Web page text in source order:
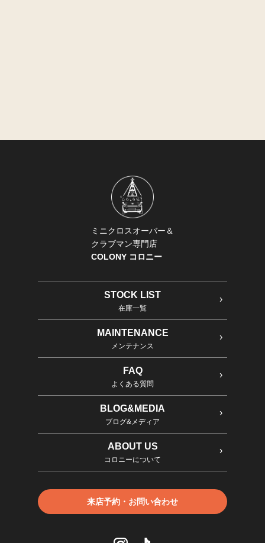
ミニクロスオーバー＆
クラブマン専門店
COLONY コロニー
STOCK LIST
在庫一覧
MAINTENANCE
メンテナンス
FAQ
よくある質問
BLOG&MEDIA
ブログ&メディア
ABOUT US
コロニーについて
来店予約・お問い合わせ